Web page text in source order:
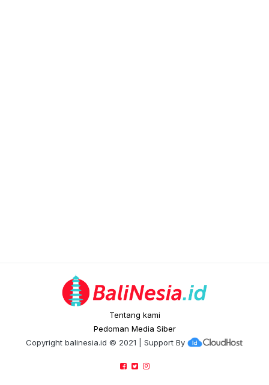
Tentang kami
Pedoman Media Siber
Copyright balinesia.id © 2021 | Support By